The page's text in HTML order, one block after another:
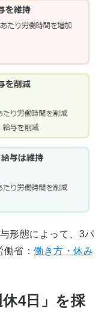
形態によって、3パ
働省：働き方・休み
4日」を採